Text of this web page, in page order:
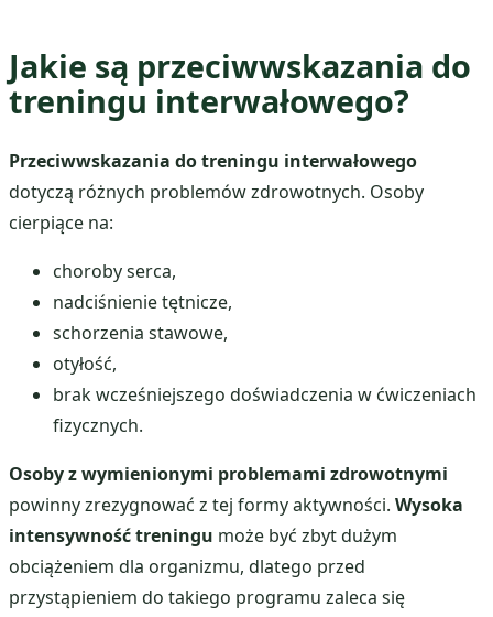
Jakie są przeciwwskazania do
treningu interwałowego?
Przeciwwskazania do treningu interwałowego
dotyczą różnych problemów zdrowotnych. Osoby
cierpiące na:
choroby serca,
nadciśnienie tętnicze,
schorzenia stawowe,
otyłość,
brak wcześniejszego doświadczenia w ćwiczeniach
fizycznych.
Osoby z wymienionymi problemami zdrowotnymi
powinny zrezygnować z tej formy aktywności. Wysoka
intensywność treningu może być zbyt dużym
obciążeniem dla organizmu, dlatego przed
przystąpieniem do takiego programu zaleca się